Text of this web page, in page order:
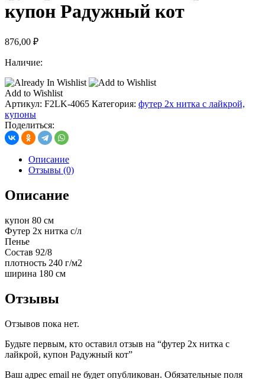
купон Радужный кот
876,00 ₽
Наличие:
Add to Wishlist
Артикул: F2LK-4065 Категория: футер 2х нитка с лайкрой,
купоны
Поделиться:
Описание
Отзывы (0)
Описание
купон 80 см
Футер 2х нитка с/л
Пенье
Состав 92/8
плотность 240 г/м2
ширина 180 см
Отзывы
Отзывов пока нет.
Будьте первым, кто оставил отзыв на “футер 2х нитка с
лайкрой, купон Радужный кот”
Ваш адрес email не будет опубликован. Обязательные поля